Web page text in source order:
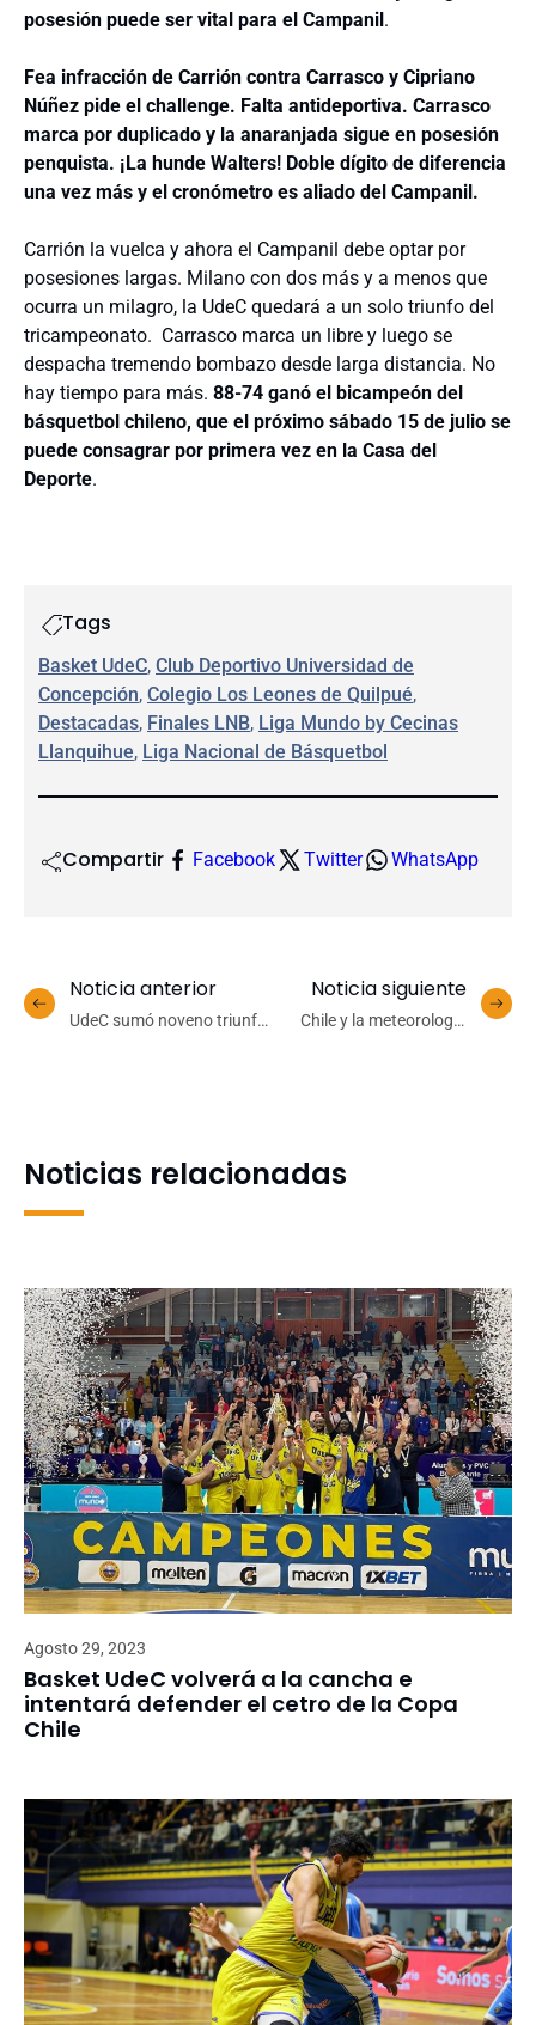
posesión puede ser vital para el Campanil.
Fea infracción de Carrión contra Carrasco y Cipriano
Núñez pide el challenge. Falta antideportiva. Carrasco
marca por duplicado y la anaranjada sigue en posesión
penquista. ¡La hunde Walters! Doble dígito de diferencia
una vez más y el cronómetro es aliado del Campanil.
Carrión la vuelca y ahora el Campanil debe optar por
posesiones largas. Milano con dos más y a menos que
ocurra un milagro, la UdeC quedará a un solo triunfo del
tricampeonato. Carrasco marca un libre y luego se
despacha tremendo bombazo desde larga distancia. No
hay tiempo para más. 88-74 ganó el bicampeón del
básquetbol chileno, que el próximo sábado 15 de julio se
puede consagrar por primera vez en la Casa del
Deporte.
Tags
Basket UdeC, Club Deportivo Universidad de
Concepción, Colegio Los Leones de Quilpué
Destacadas, Finales LNB, Liga Mundo by Cecinas
Llanquihue, Liga Nacional de Básquetbol
Compartir Facebook Twitter WhatsApp
Noticia anterior
UdeC sumó noveno triunfo
Noticia siguiente
Chile y la meteorología
Noticias relacionadas
Agosto 29, 2023
Basket UdeC volverá a la cancha e
intentará defender el cetro de la Copa
Chile